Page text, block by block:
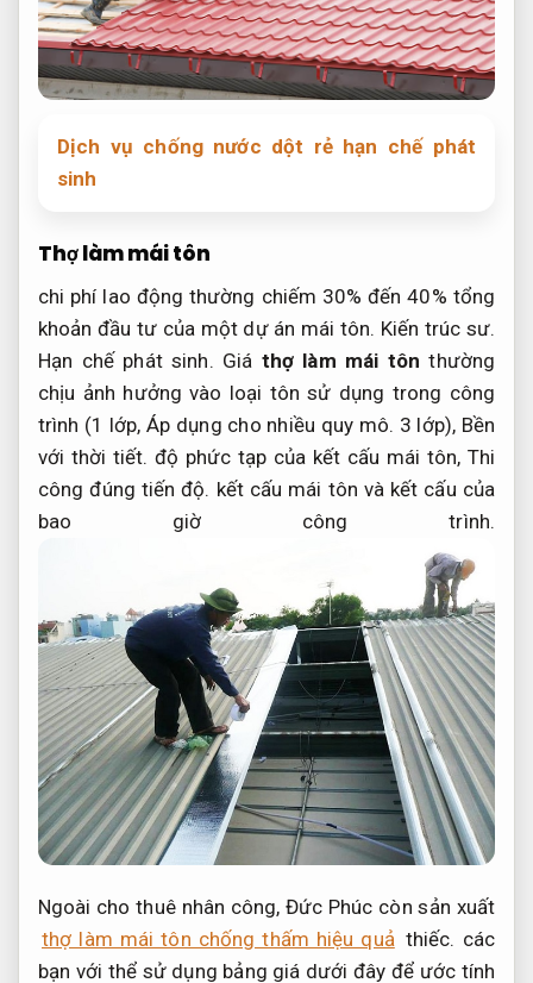
Dịch vụ chống nước dột rẻ hạn chế phát
sinh
Thợ làm mái tôn
chi phí lao động thường chiếm 30% đến 40% tổng
khoản đầu tư của một dự án mái tôn. Kiến trúc sư.
Hạn chế phát sinh. Giá thợ làm mái tôn thường
chịu ảnh hưởng vào loại tôn sử dụng trong công
trình (1 lớp,Áp dụng cho nhiều quy mô. 3 lớp), Bền
với thời tiết. độ phức tạp của kết cấu mái tôn, Thi
công đúng tiến độ. kết cấu mái tôn và kết cấu của
bao giờ công trình.
Ngoài cho thuê nhân công, Đức Phúc còn sản xuất
thợ làm mái tôn chống thấm hiệu quả thiếc. các
bạn với thể sử dụng bảng giá dưới đây để ước tính